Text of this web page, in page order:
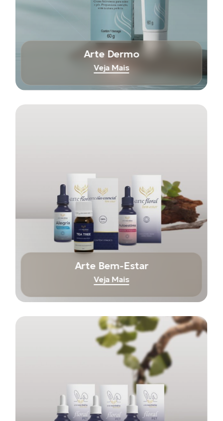
Arte Dermo
Veja Mais
Arte Bem-Estar
Veja Mais